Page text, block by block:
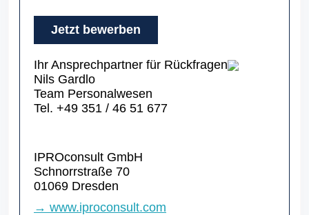
Jetzt bewerben
Ihr Ansprechpartner für Rückfragen
Nils Gardlo
Team Personalwesen
Tel. +49 351 / 46 51 677
IPROconsult GmbH
Schnorrstraße 70
01069 Dresden
→ www.iproconsult.com